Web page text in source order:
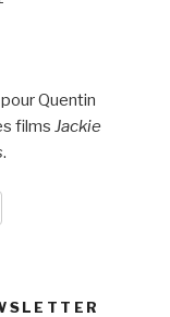
Quentin
films Jackie
.